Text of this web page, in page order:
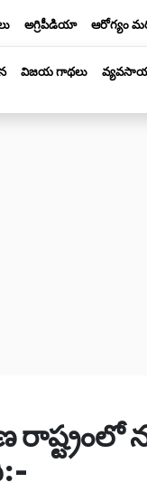
అగ్రిపీడియా ఆరోగ్యం
విజయ గాథలు